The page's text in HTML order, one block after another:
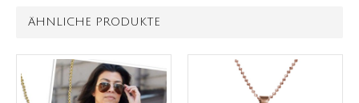
ÄHNLICHE PRODUKTE